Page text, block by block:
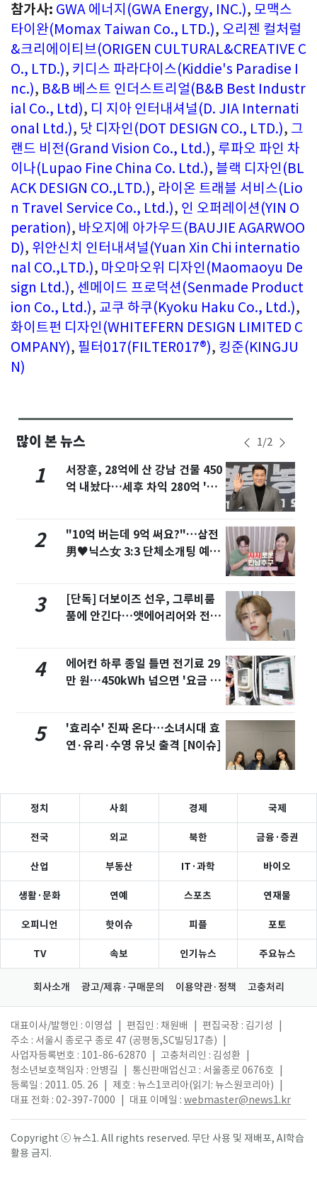
참가사: GWA 에너지(GWA Energy, INC.), 모맥스
타이완(Momax Taiwan Co., LTD.), 오리젠 컬처럴
&크리에이티브(ORIGEN CULTURAL&CREATIVE C
O., LTD.), 키디스 파라다이스(Kiddie's Paradise I
nc.), B&B 베스트 인더스트리얼(B&B Best Industr
ial Co., Ltd), 디 지아 인터내셔널(D. JIA Internati
onal Ltd.), 닷 디자인(DOT DESIGN CO., LTD.), 그
랜드 비전(Grand Vision Co., Ltd.), 루파오 파인 차
이나(Lupao Fine China Co. Ltd.), 블랙 디자인(BL
ACK DESIGN CO.,LTD.), 라이온 트래블 서비스(Lio
n Travel Service Co., Ltd.), 인 오퍼레이션(YIN O
peration), 바오지에 아가우드(BAUJIE AGARWOO
D), 위안신치 인터내셔널(Yuan Xin Chi internatio
nal CO.,LTD.), 마오마오위 디자인(Maomaoyu De
sign Ltd.), 센메이드 프로덕션(Senmade Product
ion Co., Ltd.), 교쿠 하쿠(Kyoku Haku Co., Ltd.),
화이트펀 디자인(WHITEFERN DESIGN LIMITED C
OMPANY), 필터017(FILTER017®), 킹준(KINGJU
N)
많이 본 뉴스 1/2
1
서장훈, 28억에 산 강남 건물 450
억 내놨다…세후 차익 280억 '잭
2
"10억 버는데 9억 써요?"…삼전
男♥닉스女 3:3 단체소개팅 예능
3
[단독] 더보이즈 선우, 그루비룸
품에 안긴다…앳에어리어와 전속
4
에어컨 하루 종일 틀면 전기료 29
만 원…450kWh 넘으면 '요금 폭
5
'효리수' 진짜 온다…소녀시대 효
연·유리·수영 유닛 출격 [N이슈]
정치 사회 경제 국제
전국 외교 북한 금융·증권
산업 부동산 IT·과학 바이오
생활·문화 연예 스포츠 연재물
오피니언 핫이슈 피플 포토
TV 속보 인기뉴스 주요뉴스
회사소개 광고/제휴·구매문의 이용약관·정책 고충처리
대표이사/발행인 : 이영섭 편집인 : 채원배 편집국장 : 김기성
주소 : 서울시 종로구 종로 47 (공평동,SC빌딩17층)
사업자등록번호 : 101-86-62870
고충처리인 : 김성환
청소년보호책임자 : 안병길
통신판매업신고 : 서울종로 0676호
등록일 : 2011. 05. 26
제호 : 뉴스1코리아(읽기: 뉴스원코리아)
대표 전화 : 02-397-7000
대표 이메일 : webmaster@news1.kr
Copyright ⓒ 뉴스1. All rights reserved. 무단 사용 및 재배포, AI학습
활용 금지.